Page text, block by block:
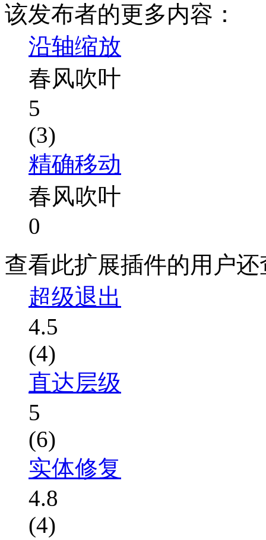
该发布者的更多内容：
沿轴缩放
春风吹叶
5
(3)
精确移动
春风吹叶
0
查看此扩展插件的用户
超级退出
4.5
(4)
直达层级
5
(6)
实体修复
4.8
(4)